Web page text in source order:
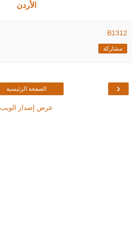
الأردن
B1312
مشاركة
‹ الصفحة الرئيسية
عرض إصدار الويب